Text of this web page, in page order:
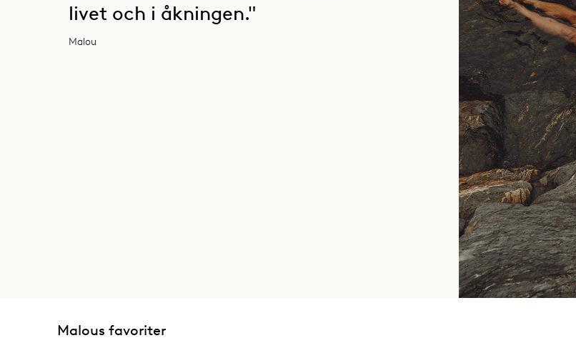
livet och i åkningen."
Malou
Malous favoriter